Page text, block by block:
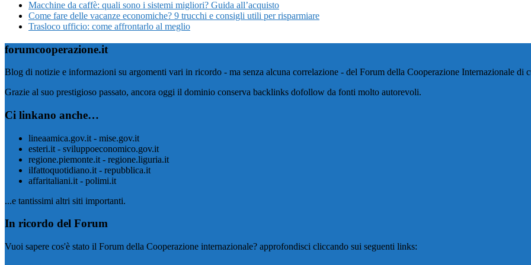
Macchine da caffè: quali sono i sistemi migliori? Guida all’acquisto
Come fare delle vacanze economiche? 9 trucchi e consigli utili per risparmiare
Trasloco ufficio: come affrontarlo al meglio
forumcooperazione.it
Blog di notizie e informazioni su argomenti vari in ricordo - ma senza alcuna correlazione - del Forum della Cooperazione Internazionale di
Grazie al suo prestigioso passato, ancora oggi il dominio conserva backlinks dofollow da fonti molto autorevoli.
Ci linkano anche…
lineaamica.gov.it - mise.gov.it
esteri.it - sviluppoeconomico.gov.it
regione.piemonte.it - regione.liguria.it
ilfattoquotidiano.it - repubblica.it
affaritaliani.it - polimi.it
...e tantissimi altri siti importanti.
In ricordo del Forum
Vuoi sapere cos'è stato il Forum della Cooperazione internazionale? approfondisci cliccando sui seguenti links: